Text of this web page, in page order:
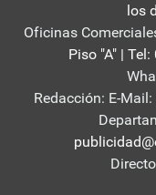
los
Oficinas
Piso "A" |
Redacción: E-Mail: